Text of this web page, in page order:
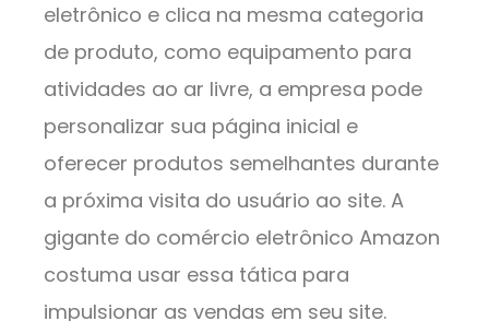
eletrônico e clica na mesma categoria
de produto, como equipamento para
atividades ao ar livre, a empresa pode
personalizar sua página inicial e
oferecer produtos semelhantes durante
a próxima visita do usuário ao site. A
gigante do comércio eletrônico Amazon
costuma usar essa tática para
impulsionar as vendas em seu site.